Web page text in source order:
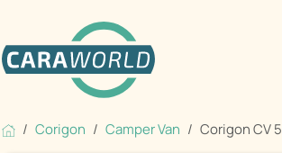
Corigon Camper Van Corigon CV